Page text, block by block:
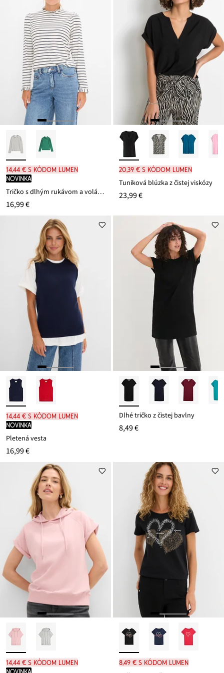
14,44 € s kódom LUMEN
novinka
Tričko s dlhým rukávom a volánmi
16,99 €
20,39 € s kódom LUMEN
Tuniková blúzka z čistej viskózy
23,99 €
14,44 € s kódom LUMEN
novinka
Pletená vesta
16,99 €
Dlhé tričko z čistej bavlny
8,49 €
14,44 € s kódom LUMEN
novinka
8,49 € s kódom LUMEN